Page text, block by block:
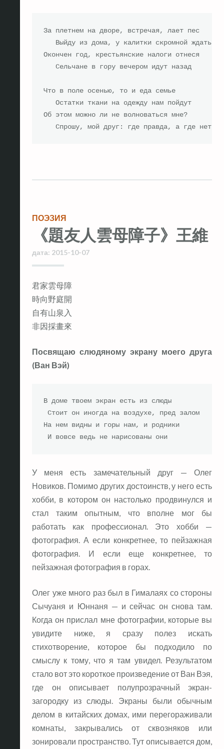
За плетнем на дворе, встречая, лает пес
   Выйду из дома, у калитки скромной ждать
Окончен год, крестьянские налоги отнеся
   Сельчане в гору вечером идут назад
Что в поле осенью, то и еда семье
   Остатки ткани на одежду нам пойдут
Об этом можно ли не волноваться мне?
   Спрошу, мой друг: где правда, а где нет?
ПОЭЗИЯ
《題友人雲母障子》王維
дата: 2015-10-07
君家雲母障
時向野庭開
自有山泉入
非因採畫來
Посвящаю слюдяному экрану моего друга
(Ван Вэй)
В доме твоем экран есть из слюды
Стоит он иногда на воздухе, пред залом
На нем видны и горы нам, и родники
И вовсе ведь не нарисованы они
У меня есть замечательный друг — Олег
Новиков. Помимо других достоинств, у него есть
хобби, в котором он настолько продвинулся и
стал таким опытным, что вполне мог бы
работать как профессионал. Это хобби —
фотография. А если конкретнее, то пейзажная
фотография. И если еще конкретнее, то
пейзажная фотография в горах.
Олег уже много раз был в Гималаях со стороны
Сычуаня и Юннаня — и сейчас он снова там.
Когда он прислал мне фотографии, которые вы
увидите ниже, я сразу полез искать
стихотворение, которое бы подходило по
смыслу к тому, что я там увидел. Результатом
стало вот это короткое произведение от Ван Вэя,
где он описывает полупрозрачный экран-
загородку из слюды. Экраны были обычным
делом в китайских домах, ими перегораживали
комнаты, закрывались от сквозняков или
зонировали пространство. Тут описывается дом,